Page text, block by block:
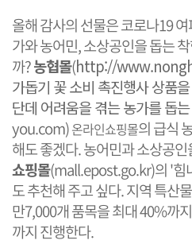
올해 감사의 선물은 코로나19
가와 농어민, 소상공인을 돕는
까?농협몰(http://
가돕기 꽃 소비 촉진행사 상품
단데 어려움을 겪는 농가를 돕는
you.com)​온라인쇼핑몰의 급식
해도 좋겠다. 농어민과 소상공
쇼핑몰(mall.epost.go.kr)의 '힘
도 추천해 주고 싶다. 지역 특산
만7,000개 품목을 최대 40%까
까지 진행한다.